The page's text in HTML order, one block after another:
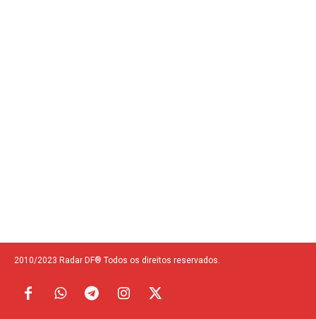
2010/2023 Radar DF® Todos os direitos reservados.